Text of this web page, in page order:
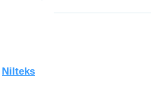
Nilteks